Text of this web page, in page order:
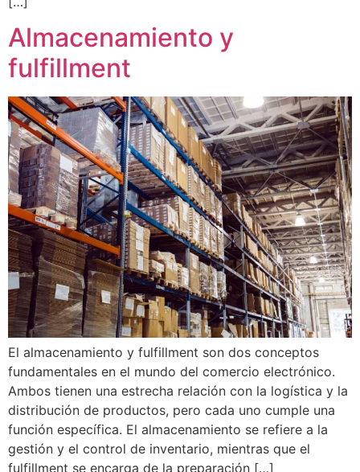
Almacenamiento y
fulfillment
El almacenamiento y fulfillment son dos conceptos
fundamentales en el mundo del comercio electrónico.
Ambos tienen una estrecha relación con la logística y la
distribución de productos, pero cada uno cumple una
función específica. El almacenamiento se refiere a la
gestión y el control de inventario, mientras que el
fulfillment se encarga de la preparación […]